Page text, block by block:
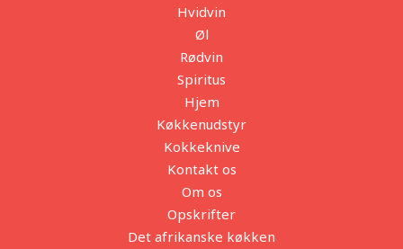
Hvidvin
Øl
Rødvin
Spiritus
Hjem
Køkkenudstyr
Kokkeknive
Kontakt os
Om os
Opskrifter
Det afrikanske køkken